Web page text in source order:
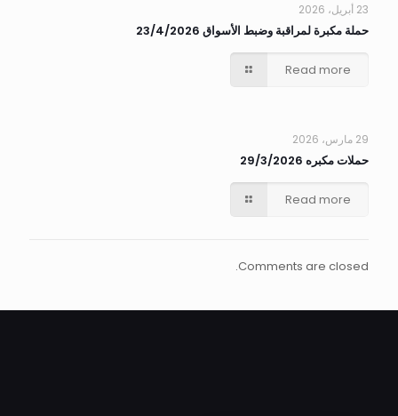
23 أبريل، 2026
حملة مكبرة لمراقبة وضبط الأسواق 23/4/2026
Read more
29 مارس، 2026
حملات مكبره 29/3/2026
Read more
Comments are closed.